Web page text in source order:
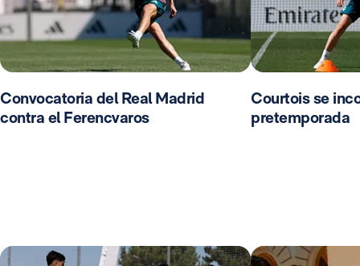
Convocatoria del Real Madrid
contra el Ferencvaros
Courtois se
pretemporada